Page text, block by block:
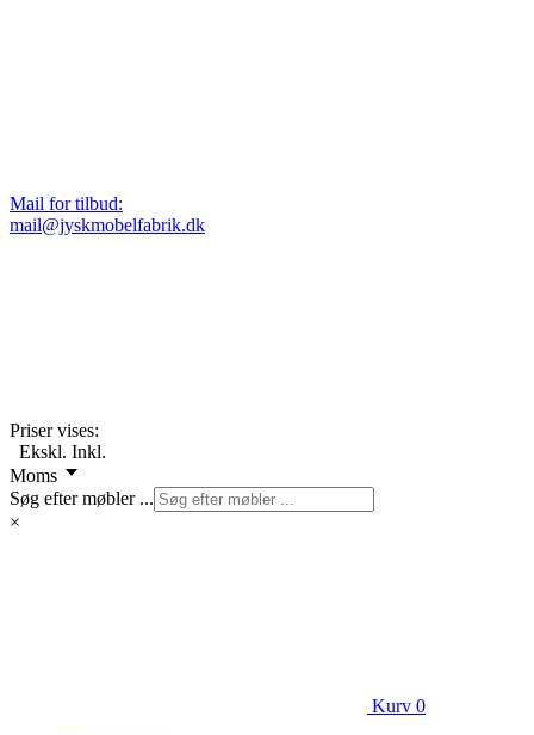
Mail for tilbud:
mail@jyskmobelfabrik.dk
Priser vises:
Ekskl. Inkl.
Moms
Søg efter møbler ...
×
Kurv 0